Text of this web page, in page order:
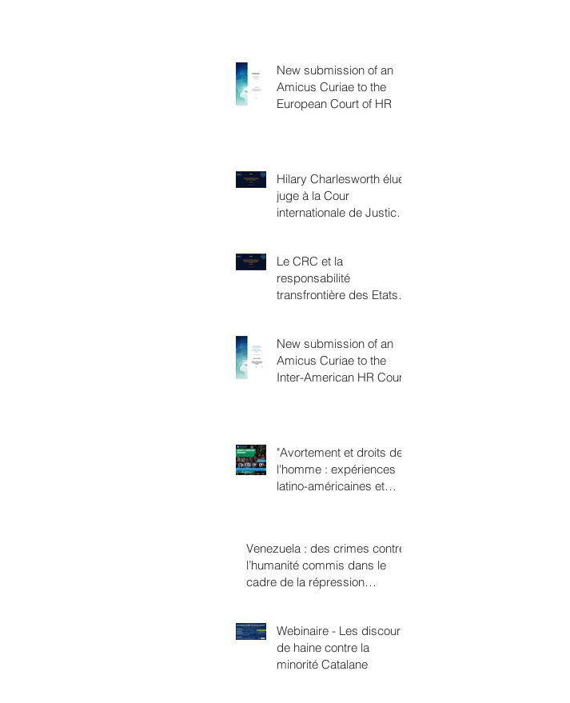
New submission of an
Amicus Curiae to the
European Court of HR
Hilary Charlesworth élue
juge à la Cour
internationale de Justice,
Le CRC et la
responsabilité
transfrontière des Etats
New submission of an
Amicus Curiae to the
Inter-American HR Court
"Avortement et droits de
l'homme : expériences
latino-américaines et
Venezuela : des crimes contre
l’humanité commis dans le
cadre de la répression
Webinaire - Les discours
de haine contre la
minorité Catalane